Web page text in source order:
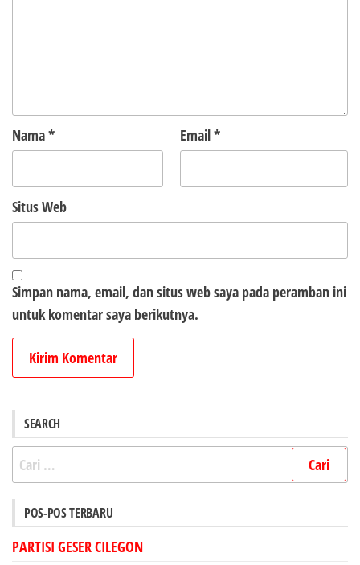
Nama* Email*
Situs Web
Simpan nama, email, dan situs web saya pada peramban ini
untuk komentar saya berikutnya.
SEARCH
Cari
untuk:
POS-POS TERBARU
PARTISI GESER CILEGON